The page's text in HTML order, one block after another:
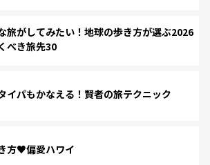
旅がしてみたい！地球の歩き方が選ぶ2026
べき旅先30
イパもかなえる！賢者の旅テクニック
方♥偏愛ハワイ